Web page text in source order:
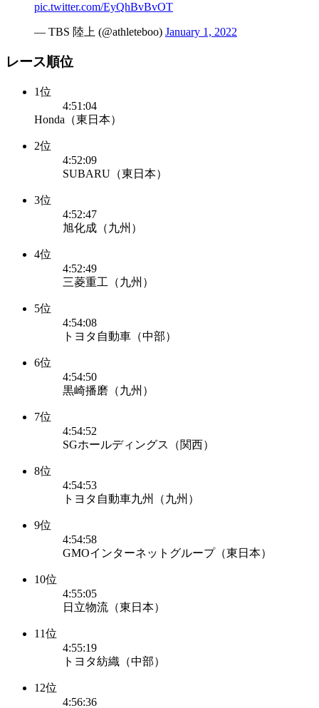
pic.twitter.com/EyQhBvBvOT
— TBS 陸上 (@athleteboo) January 1, 2022
レース順位
1位
4:51:04
Honda（東日本）
2位
4:52:09
SUBARU（東日本）
3位
4:52:47
旭化成（九州）
4位
4:52:49
三菱重工（九州）
5位
4:54:08
トヨタ自動車（中部）
6位
4:54:50
黒崎播磨（九州）
7位
4:54:52
SGホールディングス（関西）
8位
4:54:53
トヨタ自動車九州（九州）
9位
4:54:58
GMOインターネットグループ（東日本）
10位
4:55:05
日立物流（東日本）
11位
4:55:19
トヨタ紡織（中部）
12位
4:56:36